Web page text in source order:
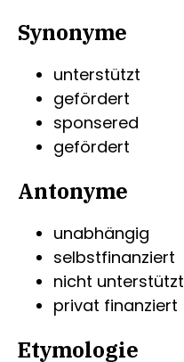
Synonyme
unterstützt
gefördert
sponsered
gefördert
Antonyme
unabhängig
selbstfinanziert
nicht unterstützt
privat finanziert
Etymologie